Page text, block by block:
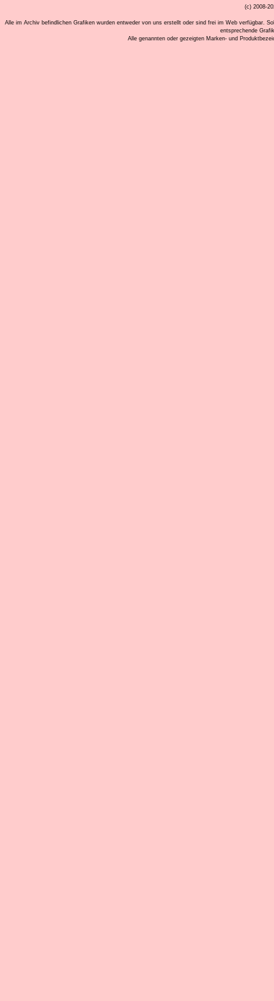
(c) 2008-
Alle im Archiv befindlichen Grafiken wurden entweder von uns erstellt oder sind frei im Web verfügbar.
entsprechende
Alle genannten oder gezeigten Marken- und